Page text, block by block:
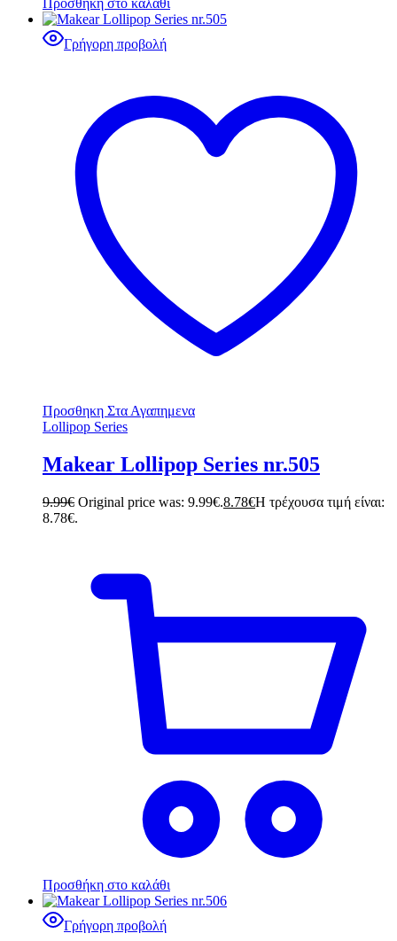
Προσθήκη στο καλάθι
Γρήγορη προβολή
Προσθηκη Στα Αγαπημενα
Lollipop Series
Makear Lollipop Series nr.505
9.99€ Original price was: 9.99€.8.78€Η τρέχουσα τιμή είναι:
8.78€.
Προσθήκη στο καλάθι
Γρήγορη προβολή